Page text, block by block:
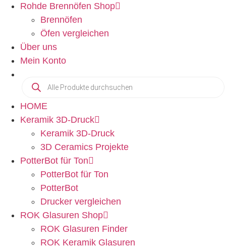
Rohde Brennöfen Shop
Brennöfen
Öfen vergleichen
Über uns
Mein Konto
HOME
Keramik 3D-Druck
Keramik 3D-Druck
3D Ceramics Projekte
PotterBot für Ton
PotterBot für Ton
PotterBot
Drucker vergleichen
ROK Glasuren Shop
ROK Glasuren Finder
ROK Keramik Glasuren